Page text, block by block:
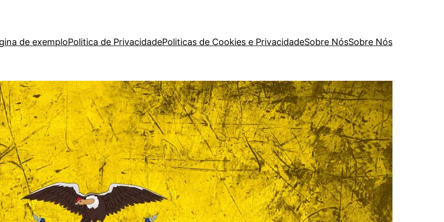
de exemploPolitica de PrivacidadePoliticas de Cookies e PrivacidadeSobre NósSobre Nós